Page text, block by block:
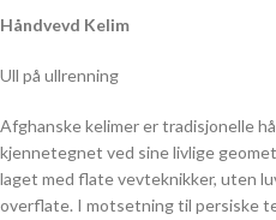
Håndvevd Kelim
Ull på ullrenning
Afghanske kelimer er tradisjonelle
kjennetegnet ved sine livlige
laget med flate vevteknikker, uten
overflate. I motsetning til persiske